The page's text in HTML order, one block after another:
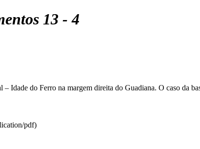
13 - 4
– Idade do Ferro na margem direita do Guadiana. O caso da
pdf)